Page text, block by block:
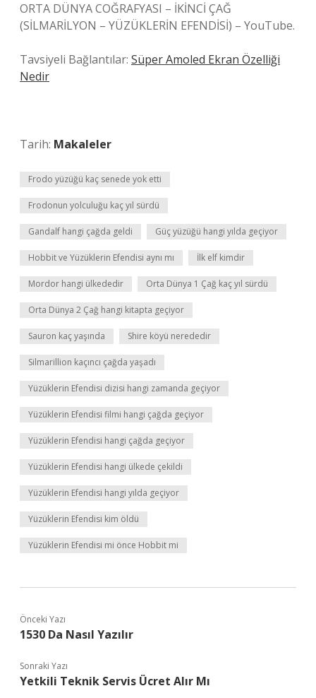
ORTA DÜNYA COĞRAFYASI – İKİNCİ ÇAĞ
(SİLMARİLYON – YÜZÜKLERİN EFENDİSİ) – YouTube.
Tavsiyeli Bağlantılar: Süper Amoled Ekran Özelliği
Nedir
Tarih: Makaleler
Frodo yüzüğü kaç senede yok etti
Frodonun yolculuğu kaç yıl sürdü
Gandalf hangi çağda geldi Güç yüzüğü hangi yılda geçiyor
Hobbit ve Yüzüklerin Efendisi aynı mı İlk elf kimdir
Mordor hangi ülkededir Orta Dünya 1 Çağ kaç yıl sürdü
Orta Dünya 2 Çağ hangi kitapta geçiyor
Sauron kaç yaşında Shire köyü nerededir
Silmarillion kaçıncı çağda yaşadı
Yüzüklerin Efendisi dizisi hangi zamanda geçiyor
Yüzüklerin Efendisi filmi hangi çağda geçiyor
Yüzüklerin Efendisi hangi çağda geçiyor
Yüzüklerin Efendisi hangi ülkede çekildi
Yüzüklerin Efendisi hangi yılda geçiyor
Yüzüklerin Efendisi kim öldü
Yüzüklerin Efendisi mi önce Hobbit mi
Önceki Yazı
1530 Da Nasıl Yazılır
Sonraki Yazı
Yetkili Teknik Servis Ücret Alır Mı